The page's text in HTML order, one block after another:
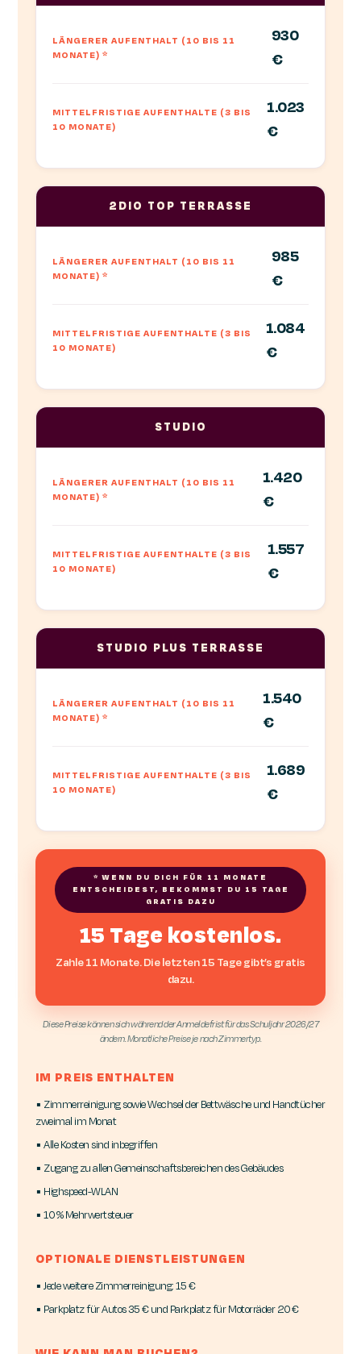
LÄNGERER AUFENTHALT (10 BIS 11
MONATE)*
930
€
MITTELFRISTIGE AUFENTHALTE (3 BIS
10 MONATE)
1.023
€
2DIO TOP TERRASSE
LÄNGERER AUFENTHALT (10 BIS 11
MONATE)*
985
€
MITTELFRISTIGE AUFENTHALTE (3 BIS
10 MONATE)
1.084
€
STUDIO
LÄNGERER AUFENTHALT (10 BIS 11
MONATE)*
1.420
€
MITTELFRISTIGE AUFENTHALTE (3 BIS
10 MONATE)
1.557
€
STUDIO PLUS TERRASSE
LÄNGERER AUFENTHALT (10 BIS 11
MONATE)*
1.540
€
MITTELFRISTIGE AUFENTHALTE (3 BIS
10 MONATE)
1.689
€
* WENN DU DICH FÜR 11 MONATE
ENTSCHEIDEST, BEKOMMST DU 15 TAGE
GRATIS DAZU
15 Tage kostenlos.
Zahle 11 Monate. Die letzten 15 Tage gibt’s gratis
dazu.
Diese Preise können sich während der Anmeldefrist für das Schuljahr 2026/27
ändern. Monatliche Preise je nach Zimmertyp.
IM PREIS ENTHALTEN
▪ Zimmerreinigung sowie Wechsel der Bettwäsche und Handtücher
zweimal im Monat
▪ Alle Kosten sind inbegriffen
▪ Zugang zu allen Gemeinschaftsbereichen des Gebäudes
▪ Highspeed-WLAN
▪ 10 % Mehrwertsteuer
OPTIONALE DIENSTLEISTUNGEN
▪ Jede weitere Zimmerreinigung: 15 €
▪ Parkplatz für Autos 35 € und Parkplatz für Motorräder 20 €